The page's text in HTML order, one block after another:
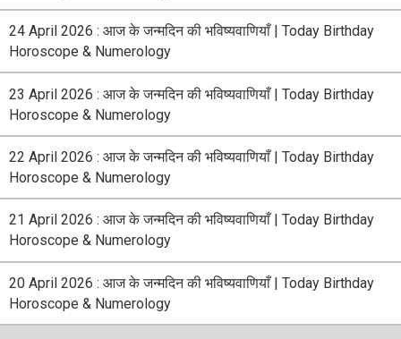
24 April 2026 : आज के जन्मदिन की भविष्यवाणियाँ | Today Birthday
Horoscope & Numerology
23 April 2026 : आज के जन्मदिन की भविष्यवाणियाँ | Today Birthday
Horoscope & Numerology
22 April 2026 : आज के जन्मदिन की भविष्यवाणियाँ | Today Birthday
Horoscope & Numerology
21 April 2026 : आज के जन्मदिन की भविष्यवाणियाँ | Today Birthday
Horoscope & Numerology
20 April 2026 : आज के जन्मदिन की भविष्यवाणियाँ | Today Birthday
Horoscope & Numerology